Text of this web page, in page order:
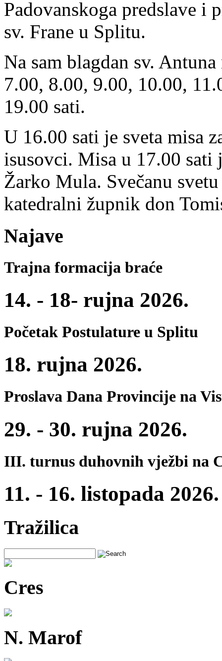
Padovanskoga predslave i
sv. Frane u Splitu.
Na sam blagdan sv.
7.00, 8.00, 9.00, 10.00,
19.00 sati.
U 16.00 sati je sveta misa
isusovci. Misa u 17.00 sati
Žarko Mula. Svečanu
katedralni župnik don
Najave
Trajna formacija braće
14. - 18- rujna 2026.
Početak Postulature u Splitu
18. rujna 2026.
Proslava Dana Provincije na
29. - 30. rujna 2026.
III. turnus duhovnih vježbi na
11. - 16. listopada 2026.
Tražilica
Cres
N. Marof